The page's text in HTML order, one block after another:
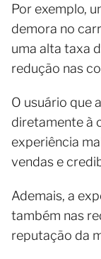
Por exemplo,
demora no
uma alta taxa
redução nas
O usuário que
diretamente à
experiência
vendas e
Ademais, a
também nas
reputação da